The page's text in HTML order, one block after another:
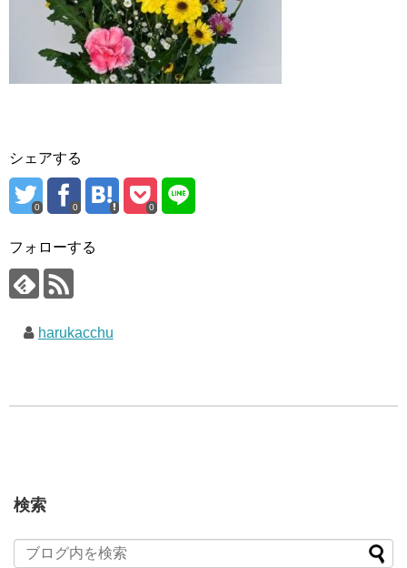
シェアする
0 0 0
フォローする
harukacchu
検索